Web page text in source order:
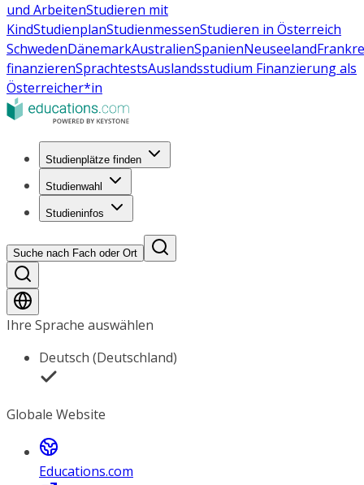
und ArbeitenStudieren mit
KindStudienplanStudienmessenStudieren in Österreich
SchwedenDänemarkAustralienSpanienNeuseeland
finanzierenSprachtestsAuslandsstudium Finanzierung als
Österreicher*in
Studienplätze finden
Studienwahl
Studieninfos
Suche nach Fach oder Ort
Ihre Sprache auswählen
Deutsch (Deutschland)
Globale Website
Educations.com